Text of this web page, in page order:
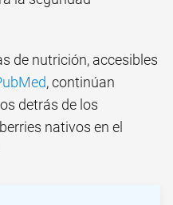
de nutrición, accesibles
, continúan
detrás de los
nativos en el